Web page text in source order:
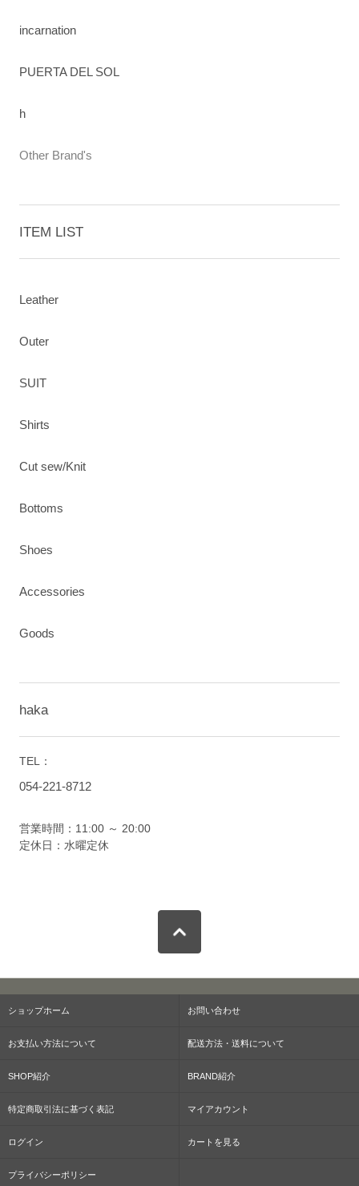
incarnation
PUERTA DEL SOL
h
Other Brand's
ITEM LIST
Leather
Outer
SUIT
Shirts
Cut sew/Knit
Bottoms
Shoes
Accessories
Goods
haka
TEL：
054-221-8712
営業時間：11:00 ～ 20:00
定休日：水曜定休
ショップホーム お問い合わせ
お支払い方法について 配送方法・送料について
SHOP紹介 BRAND紹介
特定商取引法に基づく表記 マイアカウント
ログイン カートを見る
プライバシーポリシー